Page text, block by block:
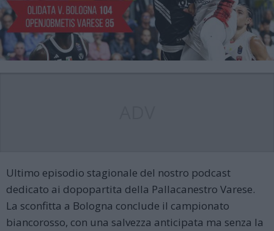
Ultimo episodio stagionale del nostro podcast
dedicato ai dopopartita della Pallacanestro Varese.
La sconfitta a Bologna conclude il campionato
biancorosso, con una salvezza anticipata ma senza la